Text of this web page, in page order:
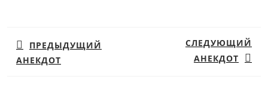
записям
ПРЕДЫДУЩИЙ
АНЕКДОТ
СЛЕДУЮЩИЙ
АНЕКДОТ